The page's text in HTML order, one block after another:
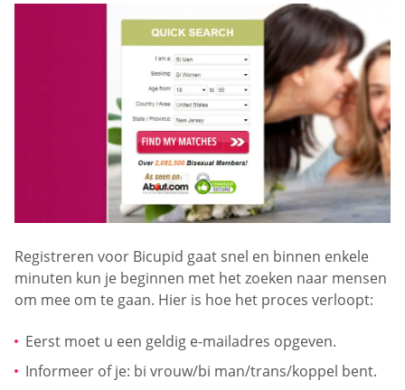
Registreren voor Bicupid gaat snel en binnen enkele
minuten kun je beginnen met het zoeken naar mensen
om mee om te gaan. Hier is hoe het proces verloopt:
Eerst moet u een geldig e-mailadres opgeven.
Informeer of je: bi vrouw/bi man/trans/koppel bent.